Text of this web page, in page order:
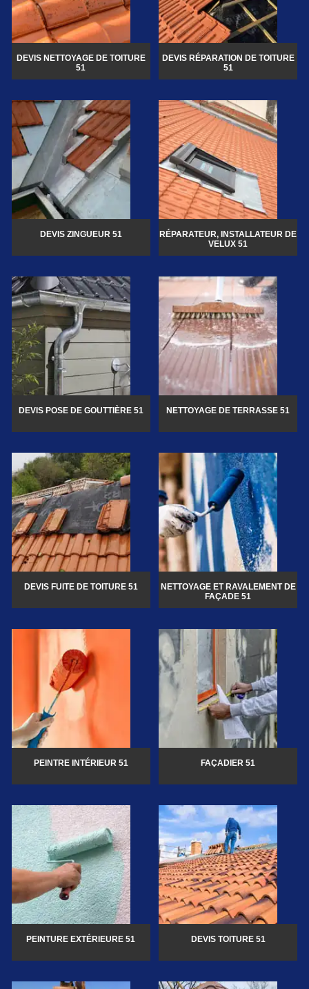
DEVIS NETTOYAGE DE TOITURE
51
DEVIS RÉPARATION DE TOITURE
51
DEVIS ZINGUEUR 51
RÉPARATEUR, INSTALLATEUR DE
VELUX 51
DEVIS POSE DE GOUTTIÈRE 51 NETTOYAGE DE TERRASSE 51
DEVIS FUITE DE TOITURE 51
NETTOYAGE ET RAVALEMENT DE
FAÇADE 51
PEINTRE INTÉRIEUR 51 FAÇADIER 51
PEINTURE EXTÉRIEURE 51 DEVIS TOITURE 51